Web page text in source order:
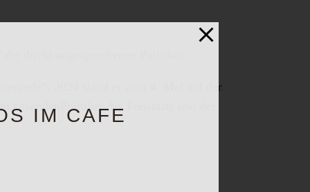
2024 stand er zum 4. Mal auf der
sitzendenPolitiker des Freistaats und der
IM CAFE